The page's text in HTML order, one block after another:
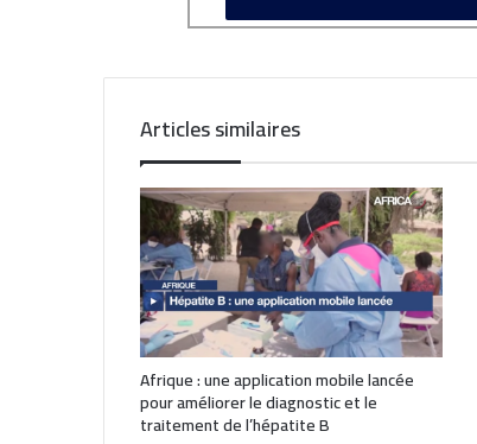
Articles similaires
Afrique : une application mobile lancée
pour améliorer le diagnostic et le
traitement de l’hépatite B